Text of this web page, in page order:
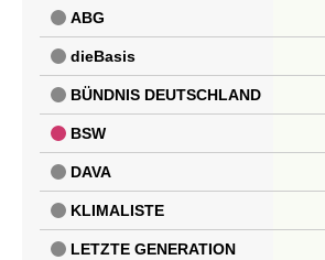
ABG
dieBasis
BÜNDNIS DEUTSCHLAND
BSW
DAVA
KLIMALISTE
LETZTE GENERATION